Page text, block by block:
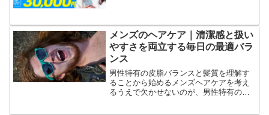
ークまで幅広い用途に対応できる高速通
信が特徴です...
メンズのヘアケア｜清潔感と扱い
やすさを両立する毎日の最適バラ
ンス
男性特有の皮脂バランスと髪質を理解す
ることから始めるメンズヘアケアを考え
るうえで欠かせないのが、男性特有の皮